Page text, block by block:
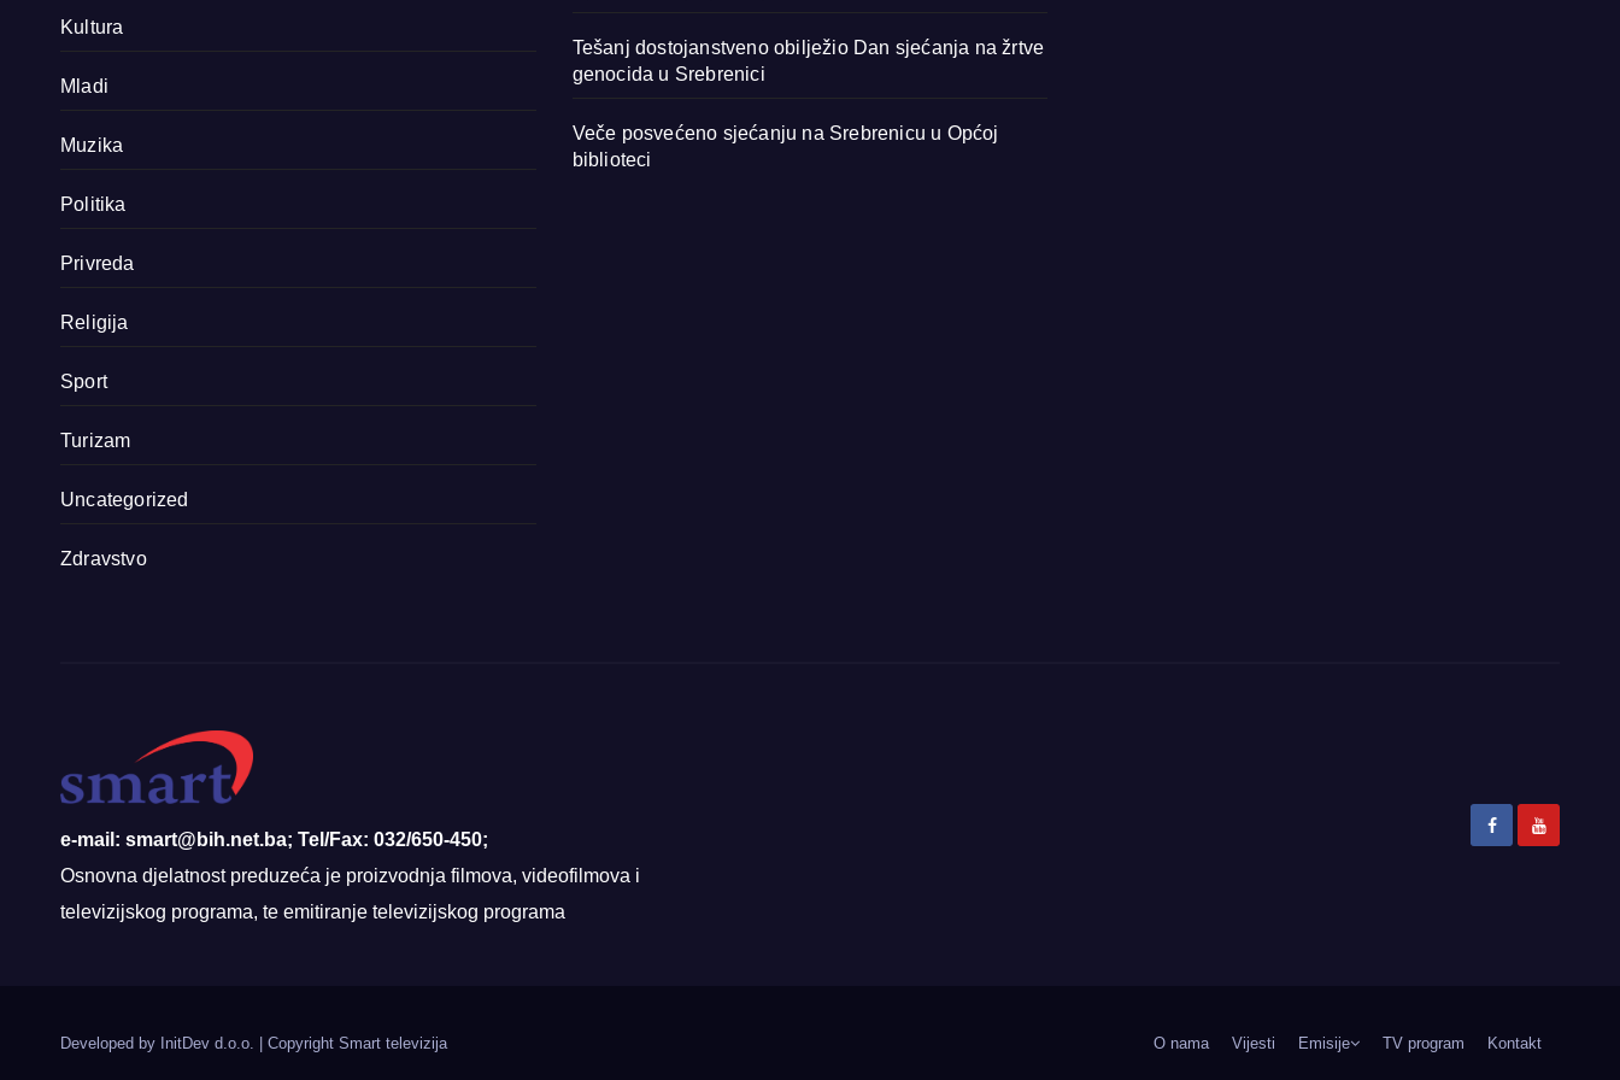
Kultura
Mladi
Muzika
Politika
Privreda
Religija
Sport
Turizam
Uncategorized
Zdravstvo
Tešanj dostojanstveno obilježio Dan sjećanja na žrtve
genocida u Srebrenici
Veče posvećeno sjećanju na Srebrenicu u Općoj
biblioteci
e-mail: smart@bih.net.ba; Tel/Fax: 032/650-450;
Osnovna djelatnost preduzeća je proizvodnja filmova, videofilmova i
televizijskog programa, te emitiranje televizijskog programa
Developed by InitDev d.o.o. Copyright Smart televizija O nama Vijesti Emisije TV program Kontakt